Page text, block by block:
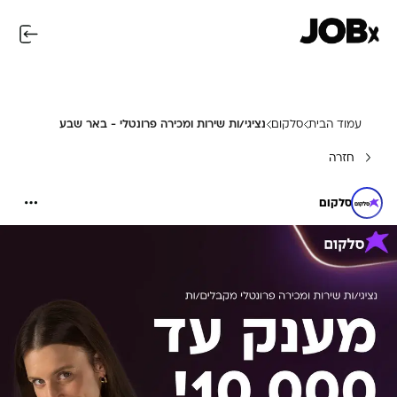
עמוד הבית סלקום נציגי/ות שירות ומכירה פרונטלי - באר שבע
חזרה
סלקום